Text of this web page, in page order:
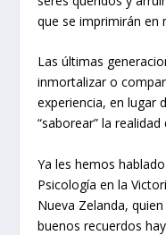
que se imprimirán en
Las últimas
inmortalizar o
experiencia, en lugar
“saborear” la realidad
Ya les hemos
Psicología en la
Nueva Zelanda,
buenos recuerdos